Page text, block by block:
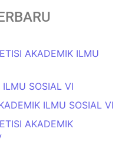
AKADEMIK ILMU
ILMU SOSIAL VI
ILMU SOSIAL VI
AKADEMIK